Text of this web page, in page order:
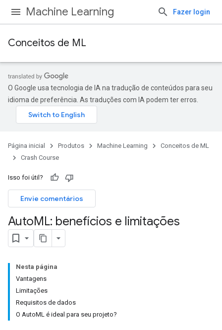
Machine Learning Fazer login
Conceitos de ML
O Google usa tecnologia de IA na tradução de conteúdos para seu
idioma de preferência. As traduções com IA podem ter erros.
Página inicial Produtos Machine Learning
Conceitos de ML
Crash Course
Isso foi útil?
Envie comentários
AutoML: benefícios e limitações
Nesta página
Vantagens
Limitações
Requisitos de dados
O AutoML é ideal para seu projeto?